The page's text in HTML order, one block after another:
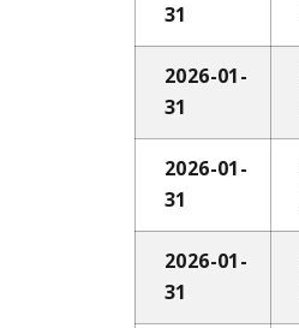
31
2026-01-
31
2026-01-
31
2026-01-
31